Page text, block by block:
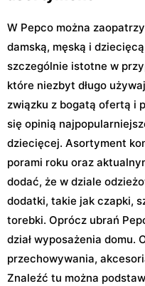
W Pepco można
damską, męską i
szczególnie istotne w
które niezbyt długo
związku z bogatą ofertą i
się opinią
dziecięcej. Asortyment
porami roku oraz
dodać, że w dziale
dodatki, takie jak czapki,
torebki. Oprócz ubrań
dział wyposażenia domu.
przechowywania,
Znaleźć tu można